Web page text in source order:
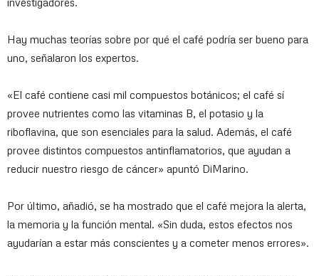
Hay muchas teorías sobre por qué el café podría ser bueno para
uno, señalaron los expertos.
«El café contiene casi mil compuestos botánicos; el café sí
provee nutrientes como las vitaminas B, el potasio y la
riboflavina, que son esenciales para la salud. Además, el café
provee distintos compuestos antinflamatorios, que ayudan a
reducir nuestro riesgo de cáncer» apuntó DiMarino.
Por último, añadió, se ha mostrado que el café mejora la alerta,
la memoria y la función mental. «Sin duda, estos efectos nos
ayudarían a estar más conscientes y a cometer menos errores».